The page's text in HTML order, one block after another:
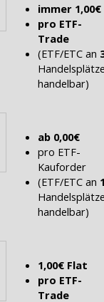
immer 1,00€
pro ETF-
Trade
(ETF/ETC an
handelbar)
ab 0,00€
pro ETF-
Kauforder
(ETF/ETC an
handelbar)
1,00€ Flat
pro ETF-
Trade